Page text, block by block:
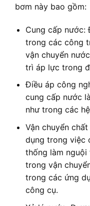
bơm này bao gồm:
Cung cấp nước:
trong các công
vận chuyển
trì áp lực trong
Điều áp công
cung cấp nước
như trong các
Vận chuyển
dụng trong việc
thống làm
trong vận
trong các ứng
công cụ.